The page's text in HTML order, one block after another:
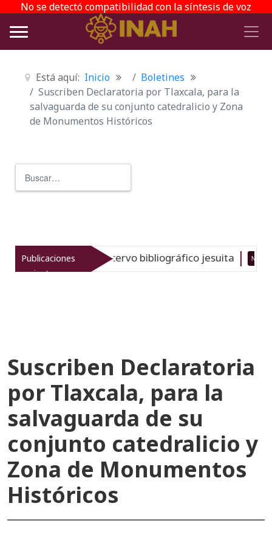
No se detectó compatibilidad con la síntesis de voz
Está aquí: Inicio
Boletines
Suscriben Declaratoria por Tlaxcala, para la
salvaguarda de su conjunto catedralicio y Zona
de Monumentos Históricos
Publicaciones
recientes
gran acervo bibliográfico jesuita Nuevo 06-08-26
Suscriben Declaratoria
por Tlaxcala, para la
salvaguarda de su
conjunto catedralicio y
Zona de Monumentos
Históricos